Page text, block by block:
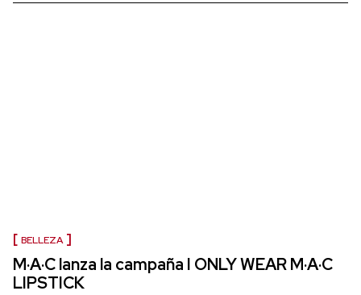
BELLEZA
M·A·C lanza la campaña I ONLY WEAR M·A·C
LIPSTICK